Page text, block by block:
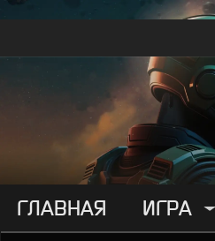
ГЛАВНАЯ ИГРА